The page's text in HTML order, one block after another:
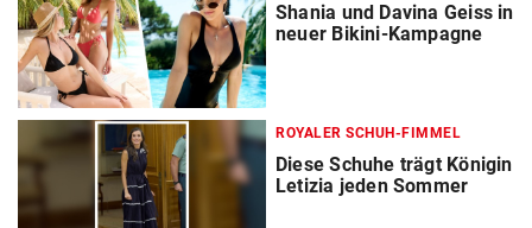
Shania und Davina Geiss in
neuer Bikini-Kampagne
ROYALER SCHUH-FIMMEL
Diese Schuhe trägt Königin
Letizia jeden Sommer